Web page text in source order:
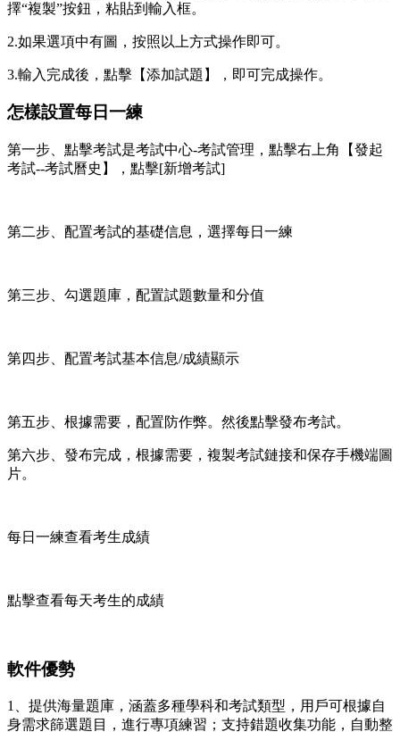
擇“複製”按鈕，粘貼到輸入框。
2.如果選項中有圖，按照以上方式操作即可。
3.輸入完成後，點擊【添加試題】，即可完成操作。
怎樣設置每日一練
第一步、點擊考試是考試中心-考試管理，點擊右上角【發起
考試--考試曆史】，點擊[新增考試]
第二步、配置考試的基礎信息，選擇每日一練
第三步、勾選題庫，配置試題數量和分值
第四步、配置考試基本信息/成績顯示
第五步、根據需要，配置防作弊。然後點擊發布考試。
第六步、發布完成，根據需要，複製考試鏈接和保存手機端圖
片。
每日一練查看考生成績
點擊查看每天考生的成績
軟件優勢
1、提供海量題庫，涵蓋多種學科和考試類型，用戶可根據自
身需求篩選題目，進行專項練習；支持錯題收集功能，自動整